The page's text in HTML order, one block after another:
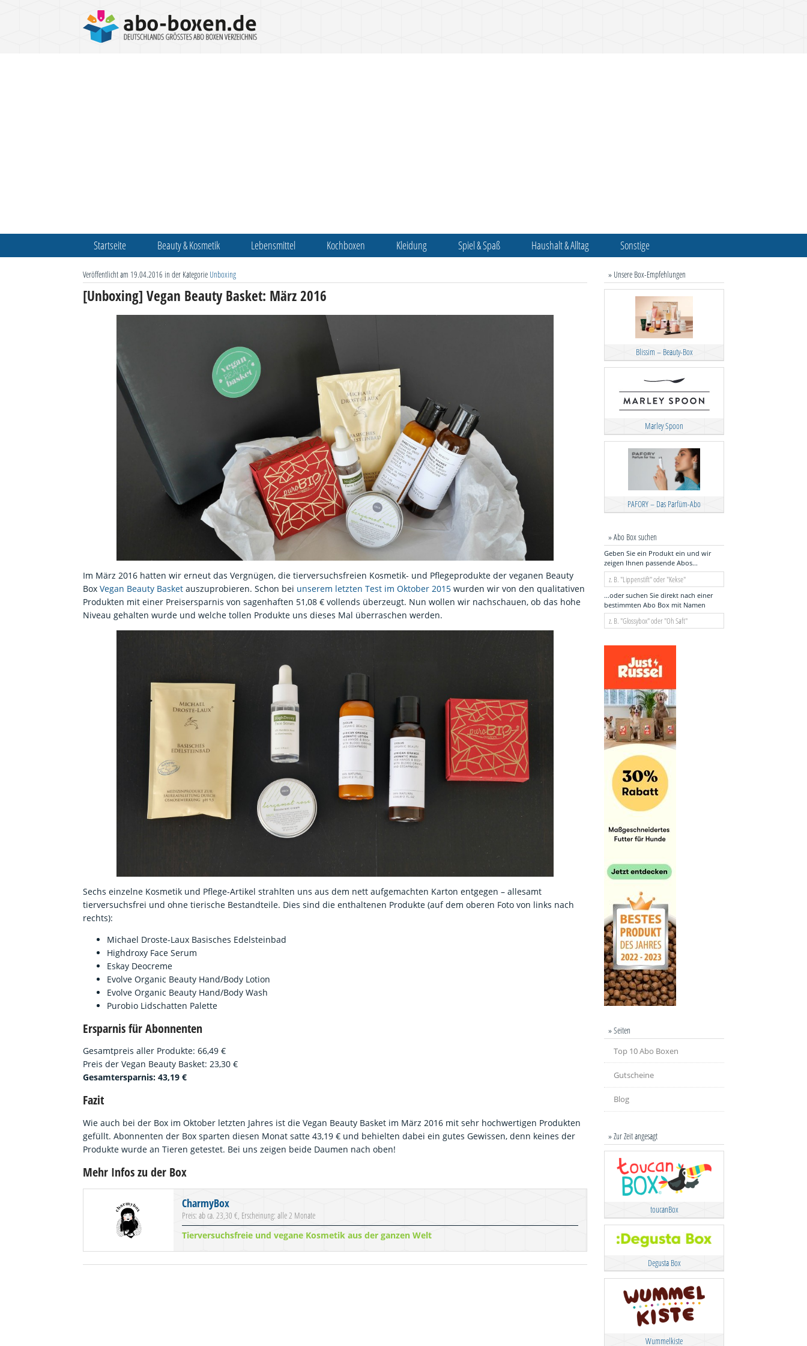
Startseite Beauty & Kosmetik Lebensmittel Kochboxen Kleidung Spiel & Spaß Haushalt & Alltag Sonstige
Veröffentlicht am 19.04.2016 in der Kategorie Unboxing
[Unboxing] Vegan Beauty Basket: März 2016
Im März 2016 hatten wir erneut das Vergnügen, die tierversuchsfreien Kosmetik- und Pflegeprodukte der veganen Beauty
Box Vegan Beauty Basket auszuprobieren. Schon bei unserem letzten Test im Oktober 2015 wurden wir von den qualitativen
Produkten mit einer Preisersparnis von sagenhaften 51,08 € vollends überzeugt. Nun wollen wir nachschauen, ob das hohe
Niveau gehalten wurde und welche tollen Produkte uns dieses Mal überraschen werden.
Sechs einzelne Kosmetik und Pflege-Artikel strahlten uns aus dem nett aufgemachten Karton entgegen – allesamt
tierversuchsfrei und ohne tierische Bestandteile. Dies sind die enthaltenen Produkte (auf dem oberen Foto von links nach
rechts):
Michael Droste-Laux Basisches Edelsteinbad
Highdroxy Face Serum
Eskay Deocreme
Evolve Organic Beauty Hand/Body Lotion
Evolve Organic Beauty Hand/Body Wash
Purobio Lidschatten Palette
Ersparnis für Abonnenten
Gesamtpreis aller Produkte: 66,49 €
Preis der Vegan Beauty Basket: 23,30 €
Gesamtersparnis: 43,19 €
Fazit
Wie auch bei der Box im Oktober letzten Jahres ist die Vegan Beauty Basket im März 2016 mit sehr hochwertigen Produkten
gefüllt. Abonnenten der Box sparten diesen Monat satte 43,19 € und behielten dabei ein gutes Gewissen, denn keines der
Produkte wurde an Tieren getestet. Bei uns zeigen beide Daumen nach oben!
Mehr Infos zu der Box
CharmyBox
Preis: ab ca. 23,30 €, Erscheinung: alle 2 Monate
Tierversuchsfreie und vegane Kosmetik aus der ganzen Welt
» Unsere Box-Empfehlungen
Blissim – Beauty-Box
Marley Spoon
PAFORY – Das Parfüm-Abo
» Abo Box suchen
Geben Sie ein Produkt ein und wir
zeigen Ihnen passende Abos...
...oder suchen Sie direkt nach einer
bestimmten Abo Box mit Namen
» Seiten
Top 10 Abo Boxen
Gutscheine
Blog
» Zur Zeit angesagt
toucanBox
Degusta Box
Wummelkiste